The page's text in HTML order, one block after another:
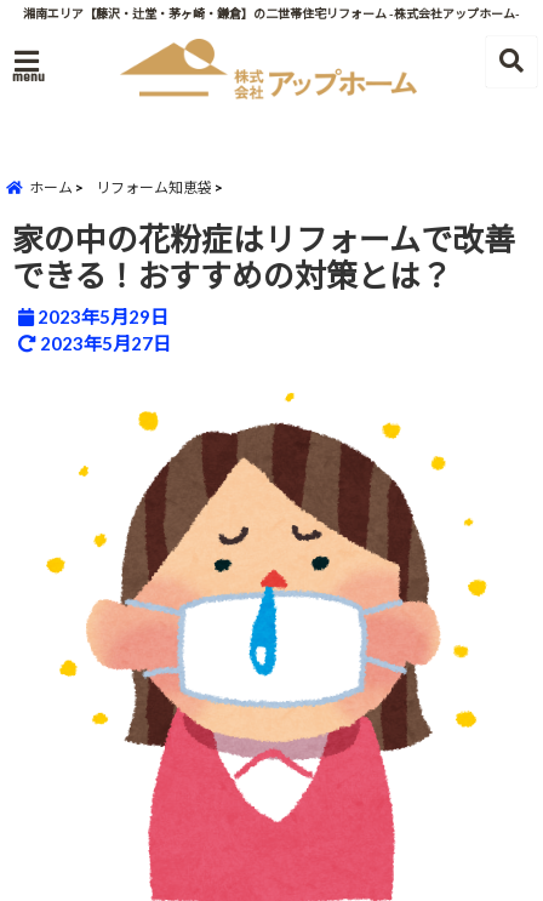
湘南エリア【藤沢・辻堂・茅ヶ崎・鎌倉】の二世帯住宅リフォーム -株式会社アップホーム-
menu
ホーム リフォーム知恵袋
家の中の花粉症はリフォームで改善
できる！おすすめの対策とは？
2023年5月29日
2023年5月27日